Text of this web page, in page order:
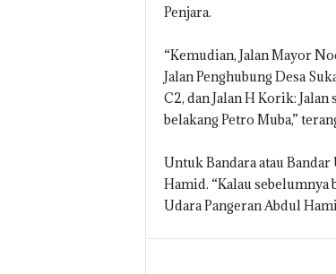
Penjara.
“Kemudian, Jalan Mayor
Jalan Penghubung Desa
C2, dan Jalan H Korik:
belakang Petro Muba,”
Untuk Bandara atau
Hamid. “Kalau sebelumnya
Udara Pangeran Abdul